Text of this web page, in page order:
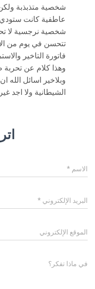
شخصية متذبذبة
عاطفية كانت ستودي
شخصية نرجسية لا
تتحسن في يوم من
فاتورة التاخير
وهذا كلام عن
وبلاخير اسائل
الشيطانية ولا اجد
الاسم *
البريد الإلكتروني *
الموقع الإلكتروني
في ماذا تفكر؟